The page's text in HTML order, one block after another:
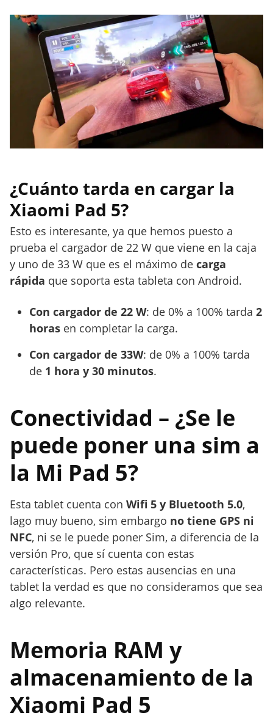
¿Cuánto tarda en cargar la
Xiaomi Pad 5?
Esto es interesante, ya que hemos puesto a
prueba el cargador de 22 W que viene en la caja
y uno de 33 W que es el máximo de carga
rápida que soporta esta tableta con Android.
Con cargador de 22 W: de 0% a 100% tarda 2
horas en completar la carga.
Con cargador de 33W: de 0% a 100% tarda
de 1 hora y 30 minutos.
Conectividad – ¿Se le
puede poner una sim a
la Mi Pad 5?
Esta tablet cuenta con Wifi 5 y Bluetooth 5.0,
lago muy bueno, sim embargo no tiene GPS ni
NFC, ni se le puede poner Sim, a diferencia de la
versión Pro, que sí cuenta con estas
características. Pero estas ausencias en una
tablet la verdad es que no consideramos que sea
algo relevante.
Memoria RAM y
almacenamiento de la
Xiaomi Pad 5